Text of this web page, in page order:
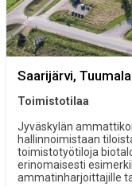
Saarijärvi,
Toimistotilaa
Jyväskylän
hallinnoimistaan
toimistotyötiloja
erinomaisesti
ammatinharjoittajille